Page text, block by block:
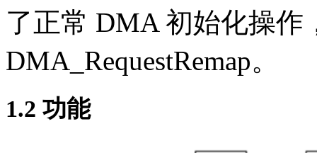
了正常 DMA 初始化操作
DMA_RequestRemap。
1.2 功能